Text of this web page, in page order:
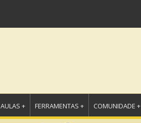
AULAS + FERRAMENTAS + COMUNIDADE +